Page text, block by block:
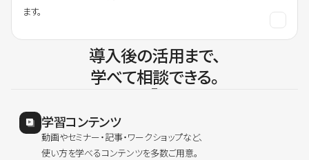
ます。
導入後の活用まで、
学べて相談できる。
学習コンテンツ
動画やセミナー・記事・ワークショップなど、
使い方を学べるコンテンツを多数ご用意。